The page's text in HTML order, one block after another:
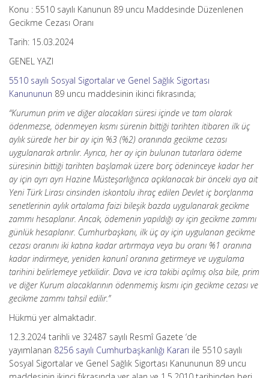
Konu : 5510 sayılı Kanunun 89 uncu Maddesinde Düzenlenen
Gecikme Cezası Oranı
Tarih: 15.03.2024
GENEL YAZI
5510 sayılı Sosyal Sigortalar ve Genel Sağlık Sigortası
Kanununun 89 uncu maddesinin ikinci fıkrasında;
“Kurumun prim ve diğer alacakları süresi içinde ve tam olarak
ödenmezse, ödenmeyen kısmı sürenin bittiği tarihten itibaren ilk üç
aylık sürede her bir ay için %3 (%2) oranında gecikme cezası
uygulanarak artırılır. Ayrıca, her ay için bulunan tutarlara ödeme
süresinin bittiği tarihten başlamak üzere borç ödeninceye kadar her
ay için ayrı ayrı Hazine Müsteşarlığınca açıklanacak bir önceki aya ait
Yeni Türk Lirası cinsinden iskontolu ihraç edilen Devlet iç borçlanma
senetlerinin aylık ortalama faizi bileşik bazda uygulanarak gecikme
zammı hesaplanır. Ancak, ödemenin yapıldığı ay için gecikme zammı
günlük hesaplanır. Cumhurbaşkanı, ilk üç ay için uygulanan gecikme
cezası oranını iki katına kadar artırmaya veya bu oranı %1 oranına
kadar indirmeye, yeniden kanunî oranına getirmeye ve uygulama
tarihini belirlemeye yetkilidir. Dava ve icra takibi açılmış olsa bile, prim
ve diğer Kurum alacaklarının ödenmemiş kısmı için gecikme cezası ve
gecikme zammı tahsil edilir.”
Hükmü yer almaktadır.
12.3.2024 tarihli ve 32487 sayılı Resmî Gazete ‘de
yayımlanan 8256 sayılı Cumhurbaşkanlığı Kararı ile 5510 sayılı
Sosyal Sigortalar ve Genel Sağlık Sigortası Kanununun 89 uncu